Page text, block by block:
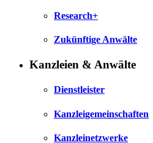
Research+
Zukünftige Anwälte
Kanzleien & Anwälte
Dienstleister
Kanzleigemeinschaften
Kanzleinetzwerke